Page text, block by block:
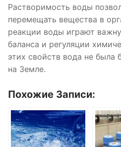
Растворимость воды
перемещать вещества в
реакции воды играют
баланса и регуляции
этих свойств вода не была
на Земле.
Похожие Записи: